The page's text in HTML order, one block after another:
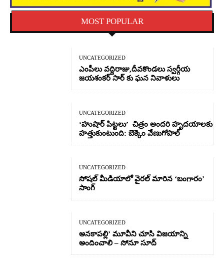
MOST POPULAR
UNCATEGORIZED
ఎంపీలు వద్దిరాజు,దీవకొండలు స్వర్గీయ
జయశంకర్ సార్ కు ఘన నివాళులు
UNCATEGORIZED
‘హుషార్‌ పిట్టలు’ చిత్రం అందరి హృదయాలకు
హత్తుకుంటుంది: బెక్కెం వేణుగోపాల్‌
UNCATEGORIZED
సోషల్ మీడియాలో వైరల్ మారిన ‘బంగారం’
సాంగ్
UNCATEGORIZED
అనకాపల్లి’ మూవీని చూసి విజయాన్ని
అందించాలి – సోనూ సూద్